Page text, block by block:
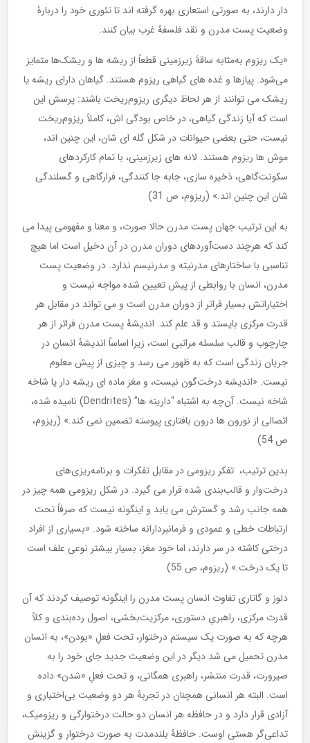
دار دارند، به صورتی استعاری بهره گرفته اند تا تئوری خود را دربارۀ
وضعیت پست مدرن و نقد فلسفۀ غرب بیان کنند.
«یک ریزوم به‌مثابه ساقۀ زیرزمینی قطعاً از ریشه ها و ریشک‌ها متمایز
می‌شود. پیازها و غده های گیاهی ریزوم هستند. گیاهان دارای ریشه یا
ریشک می توانند از هر لحاظ دیگری ریزوم‌ریخت باشند: پرسش این
است که آیا زندگی گیاهی، در خاص بودگی اش، کاملاً ریزوم‌ریخت
نیست، حتی بعضی حیوانات در شکل گله ای شان، این چنین اند،
موش ها ریزوم هستند. لانه های زیرزمینی، با تمام کارکردهای
سکونت‌گاهی، ذخیره سازی، جابه جا کنندگی، فرارگاهی و گسلندگی
شان این چنین اند.» (ریزوم، ص 31)
به این ترتیب جهان پست مدرن حالا صورت، و معنا و مفهومی پیدا می
کند که هرچند دست‌آوردهای دوران مدرن در آن دخیل است اما هیچ
تناسبی با ساختارهای مدرنیته و مدرنیسم ندارد. در وضعیت پست
مدرن، انسان با روابطی از پیش تعیین شده مواجه نیست و
اختیاراتش بسیار فراتر از دوران مدرن است و می تواند در مقابل هر
قدرت مرکزی بایستد و قد علم کند. اندیشۀ پست مدرن فراتر از هر
چارچوب و قالب سلسله مراتبی است، زیرا اساساً اندیشۀ انسان در
جریان زندگی است که به ظهور می رسد و چیزی از پیش معلوم
نیست. «اندیشه درخت‌گون نیست، و مغز ماده ای ریشه دار یا شاخه
شاخه نیست. آن‌چه به اشتباه “دارینه ها” (Dendrites) نامیده شده،
اتصالی از نورون ها درون بافتاری پیوسته تضمین نمی کند.» (ریزوم،
ص 54)
بدین ترتیب، تفکر ریزومی در مقابل تفکرات و برنامه‌ریزی‌های
درخت‌وار و قالب‌بندی شده قرار می گیرد. در شکل ریزومی همه چیز در
همه جانب رشد و گسترش می یابد و اینگونه نیست که صرفاً تحت
ارتباطات خطی و عمودی و فرمانبردارانه ساخته شود. «بسیاری از افراد
درختی کاشته در سر دارند، اما خود مغز، بسیار بیشتر نوعی علف است
تا یک درخت.» (ریزوم، ص 55)
دلوز و گاتاری تفاوت انسان پست مدرن را اینگونه توصیف کردند که آن
قدرت مرکزی، راهبریِ دستوری، مرکزیت‌بخشی، اصول رده‌بندی و کلاً
هرچه که به صورت یک سیستم درختوار، تحت فعلِ «بودن»، به انسان
مدرن تحمیل می شد دیگر در این وضعیت جدید جای خود را به
صیرورت، قدرت منتشر، راهبری همگانی، و تحت فعلِ «شدن» داده
است. البته هر انسانی همچنان در تجربۀ هر دو وضعیت بی‌اختیاری و
آزادی قرار دارد و در حافظه هر انسان دو حالت درختوارگی و ریزومیک،
تداعی‌گر هستی اوست. حافظۀ بلندمدت به صورت درختوار و گزینش